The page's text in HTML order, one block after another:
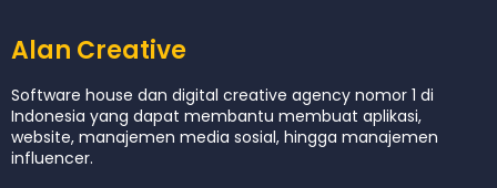
Alan Creative
Software house dan digital creative agency nomor 1 di
Indonesia yang dapat membantu membuat aplikasi,
website, manajemen media sosial, hingga manajemen
influencer.